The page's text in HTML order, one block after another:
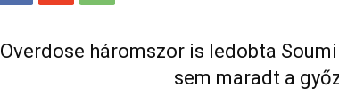
Overdose háromszor is ledobta
sem maradt a